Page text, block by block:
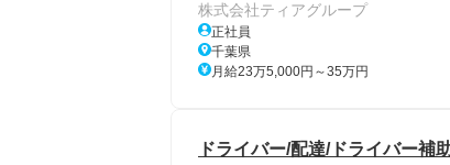
株式会社ティアグループ
正社員
千葉県
月給23万5,000円～35万円
ドライバー/配達/ドライバー補